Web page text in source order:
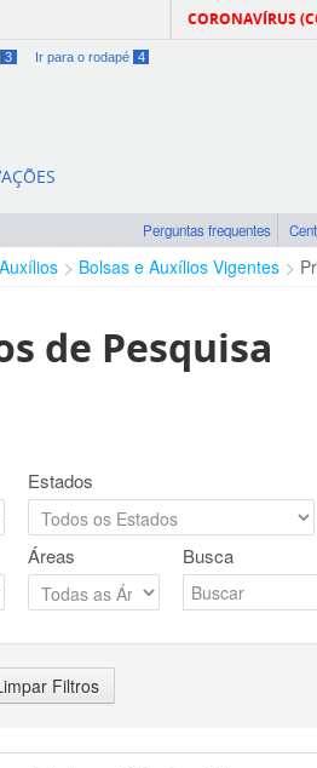
CORONAVÍRUS
3 Ir para o rodapé 4
Perguntas frequentes
Bolsas e Auxílios Vigentes
de Pesquisa
Estados
Áreas Busca
Filtros